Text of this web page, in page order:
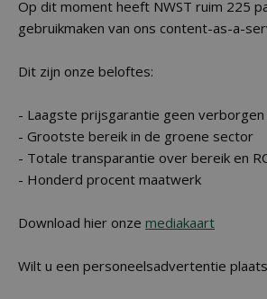
Op dit moment heeft NWST ruim 225
gebruikmaken van ons content-as-a-
Dit zijn onze beloftes:
- Laagste prijsgarantie geen
- Grootste bereik in de groene sector
- Totale transparantie over bereik en
- Honderd procent maatwerk
Download hier onze mediakaart
Wilt u een personeelsadvertentie